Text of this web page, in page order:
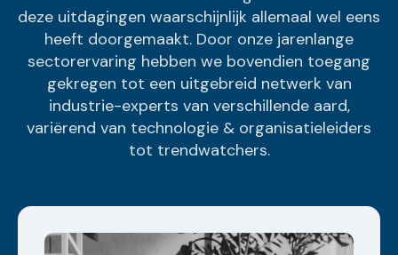
deze uitdagingen waarschijnlijk allemaal wel eens
heeft doorgemaakt. Door onze jarenlange
sectorervaring hebben we bovendien toegang
gekregen tot een uitgebreid netwerk van
industrie-experts van verschillende aard,
variërend van technologie & organisatieleiders
tot trendwatchers.